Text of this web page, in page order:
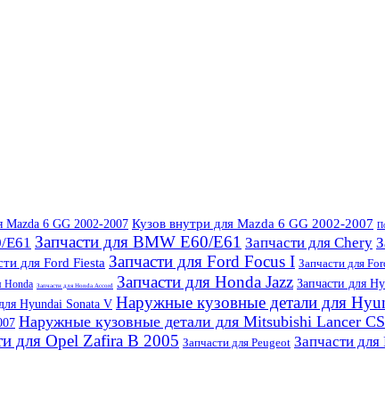
Mazda 6 GG 2002-2007 Кузов внутри для Mazda 6 GG 2002-2007
E61 Запчасти для BMW E60/E61 Запчасти для Chery
для Ford Fiesta Запчасти для Ford Focus I Запчасти для
Honda Запчасти для Honda Accord Запчасти для Honda Jazz Запчасти для
Hyundai Sonata V Наружные кузовные детали для
Наружные кузовные детали для Mitsubishi Lancer
для Opel Zafira B 2005 Запчасти для Peugeot Запчасти для